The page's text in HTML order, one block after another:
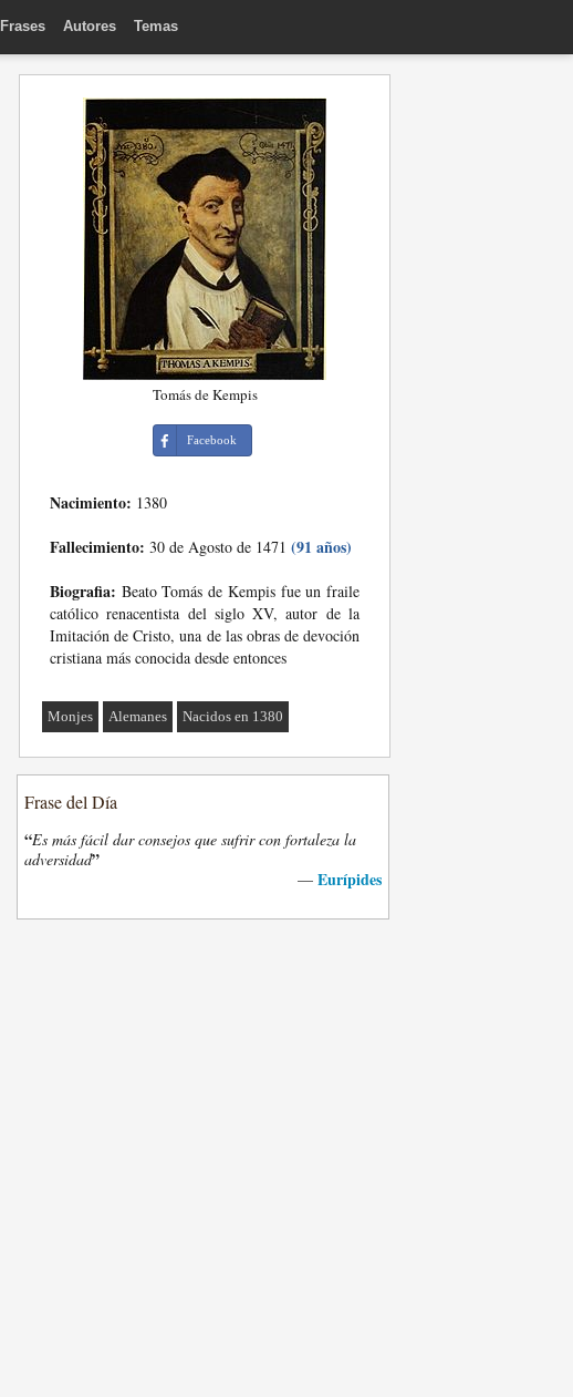
Frases Autores Temas
Tomás de Kempis
Facebook
Nacimiento: 1380
Fallecimiento: 30 de Agosto de 1471 (91 años)
Biografia: Beato Tomás de Kempis fue un fraile
católico renacentista del siglo XV, autor de la
Imitación de Cristo, una de las obras de devoción
cristiana más conocida desde entonces
Monjes Alemanes Nacidos en 1380
Frase del Día
“Es más fácil dar consejos que sufrir con fortaleza la
adversidad”
— Eurípides